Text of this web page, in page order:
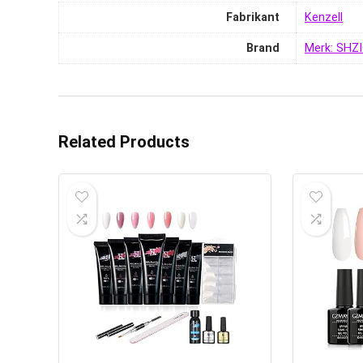
Fabrikant ‎Kenzell
Brand Merk:
Related Products